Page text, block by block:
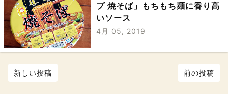
プ 焼そば」もちもち麺に香り高
いソース
4月 05, 2019
新しい投稿 前の投稿